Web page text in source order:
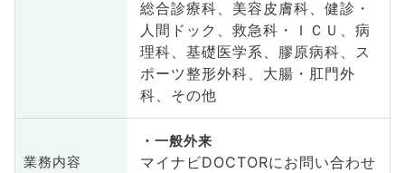
総合診療科、美容皮膚科、健診・
人間ドック、救急科・ＩＣＵ、病
理科、基礎医学系、膠原病科、ス
ポーツ整形外科、大腸・肛門外
科、その他
業務内容
一般外来
マイナビDOCTORにお問い合わせ